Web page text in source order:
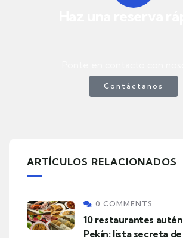
Contáctanos
ARTÍCULOS RELACIONADOS
0 COMMENTS
10 restaurantes
Pekín: lista secreta de